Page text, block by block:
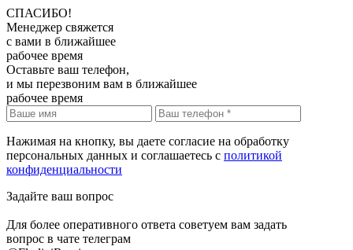
СПАСИБО!
Менеджер свяжется
с вами в ближайшее
рабочее время
Оставьте ваш телефон,
и мы перезвоним вам в ближайшее
рабочее время
Нажимая на кнопку, вы даете согласие на обработку
персональных данных и соглашаетесь c политикой
конфиденциальности
Задайте ваш вопрос
Для более оперативного ответа советуем вам задать
вопрос в чате телеграм